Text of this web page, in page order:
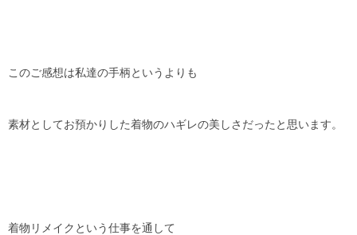
このご感想は私達の手柄というよりも
素材としてお預かりした着物のハギレの美しさだったと思います。
着物リメイクという仕事を通して